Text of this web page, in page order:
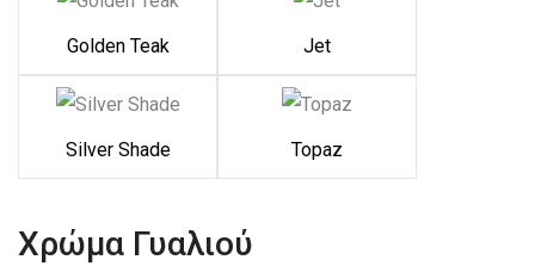
Golden Teak Jet
Silver Shade Topaz
Χρώμα Γυαλιού